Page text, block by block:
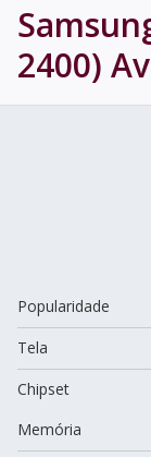
2400)
Popularidade
Tela
Chipset
Memória